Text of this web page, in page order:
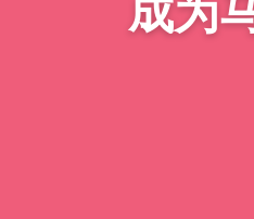
成为